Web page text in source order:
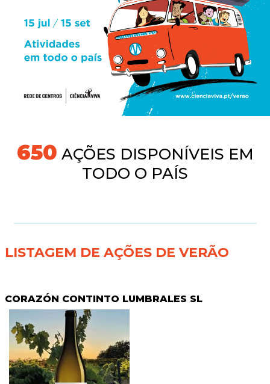
691AÇÕES DISPONÍVEIS EM
TODO O PAÍS
LISTAGEM DE AÇÕES DE VERÃO
CORAZÓN CONTINTO LUMBRALES SL